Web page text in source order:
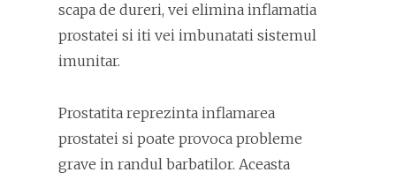
scapa de dureri, vei elimina inflamatia
prostatei si iti vei imbunatati sistemul
imunitar.
Prostatita reprezinta inflamarea
prostatei si poate provoca probleme
grave in randul barbatilor. Aceasta